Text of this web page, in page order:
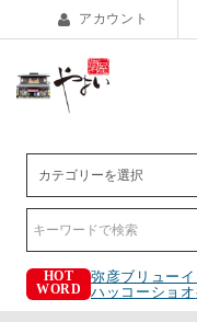
アカウント
HOT
WORD
弥彦ブリュー
ハッコーショオ